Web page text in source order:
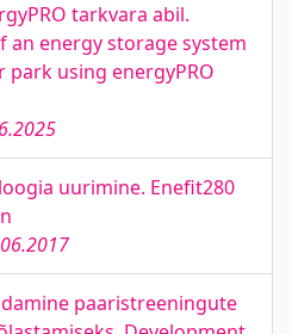
tarkvara abil.
an energy storage system
using energyPRO
uurimine. Enefit280
paaristreeningute